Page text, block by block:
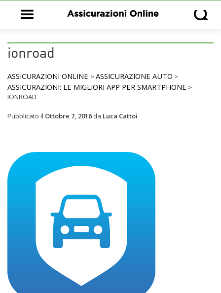
Open main menu Open
ionroad
ASSICURAZIONI ONLINE >ASSICURAZIONE AUTO >
ASSICURAZIONI: LE MIGLIORI APP PER SMARTPHONE >
IONROAD
Pubblicato il Ottobre 7, 2016da Luca Cattoi